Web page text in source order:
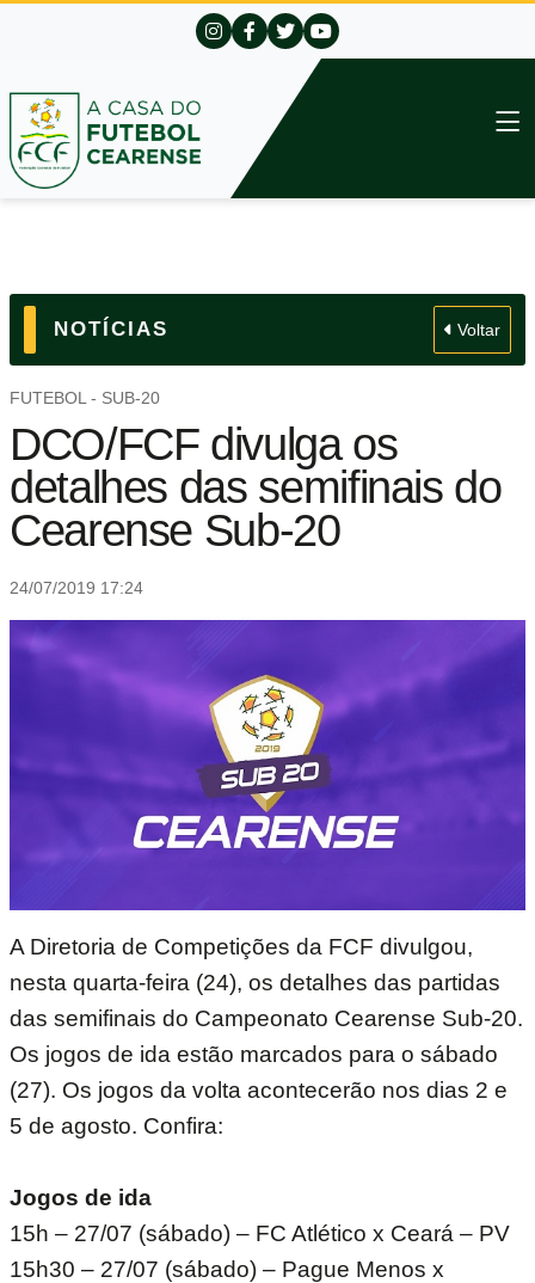
NOTÍCIAS Voltar
FUTEBOL - SUB-20
DCO/FCF divulga os
detalhes das semifinais do
Cearense Sub-20
24/07/2019 17:24
A Diretoria de Competições da FCF divulgou,
nesta quarta-feira (24), os detalhes das partidas
das semifinais do Campeonato Cearense Sub-20.
Os jogos de ida estão marcados para o sábado
(27). Os jogos da volta acontecerão nos dias 2 e
5 de agosto. Confira:
Jogos de ida
15h – 27/07 (sábado) – FC Atlético x Ceará – PV
15h30 – 27/07 (sábado) – Pague Menos x